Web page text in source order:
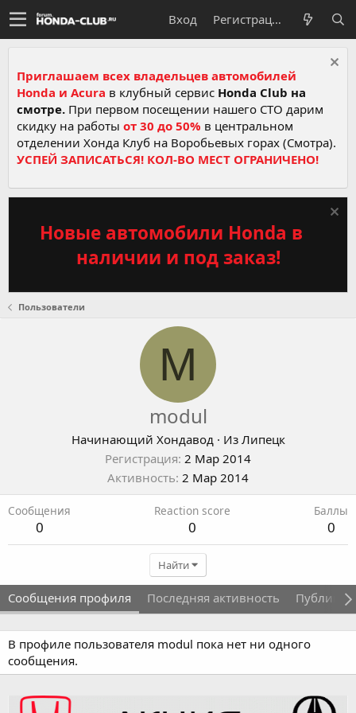
Вход Регистрация
Приглашаем всех владельцев автомобилей
Honda и Acura в клубный сервис Honda Club на
смотре. При первом посещении нашего СТО дарим
скидку на работы от 30 до 50% в центральном
отделении Хонда Клуб на Воробьевых горах (Смотра).
УСПЕЙ ЗАПИСАТЬСЯ! КОЛ-ВО МЕСТ ОГРАНИЧЕНО!
Новые автомобили Honda в
наличии и под заказ!
Пользователи
M
modul
Начинающий Хондавод · Из Липецк
Регистрация 2 Мар 2014
Активность 2 Мар 2014
Сообщения
0
Reaction score
0
Баллы
0
Найти
Сообщения профиля Последняя активность
В профиле пользователя modul пока нет ни одного
сообщения.